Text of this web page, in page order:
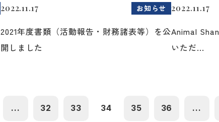
2022.11.17 お知らせ
2021年度書類（活動報告・財務諸表等）を公
開しました
2022.11.17
Animal
いただ...
... 32 33 34 35 36 ...